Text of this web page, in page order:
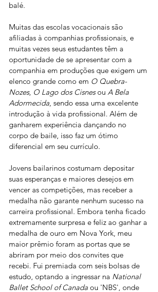
balé.
Muitas das escolas vocacionais são
afiliadas à companhias profissionais, e
muitas vezes seus estudantes têm a
oportunidade de se apresentar com a
companhia em produções que exigem um
elenco grande como em O Quebra-
Nozes, O Lago dos Cisnes ou A Bela
Adormecida, sendo essa uma excelente
introdução à vida profissional. Além de
ganharem experiência dançando no
corpo de baile, isso faz um ótimo
diferencial em seu currículo.
Jovens bailarinos costumam depositar
suas esperanças e maiores desejos em
vencer as competições, mas receber a
medalha não garante nenhum sucesso na
carreira profissional. Embora tenha ficado
extremamente surpresa e feliz ao ganhar a
medalha de ouro em Nova York, meu
maior prêmio foram as portas que se
abriram por meio dos convites que
recebi. Fui premiada com seis bolsas de
estudo, optando a ingressar na National
Ballet School of Canada ou 'NBS', onde